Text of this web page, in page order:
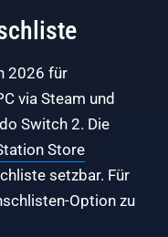
2026 für
via Steam und
Switch 2. Die
Store
setzbar. Für
Option zu